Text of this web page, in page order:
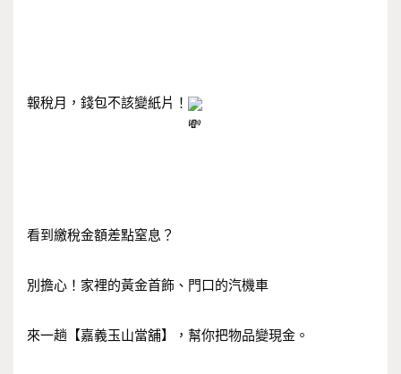
報稅月，錢包不該變紙片！
看到繳稅金額差點窒息？
別擔心！家裡的黃金首飾、門口的汽機車
來一趟【嘉義玉山當舖】，幫你把物品變現金。